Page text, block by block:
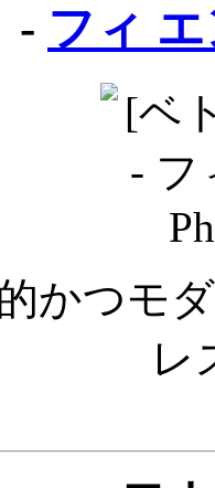
- フィ
かつモ
レ